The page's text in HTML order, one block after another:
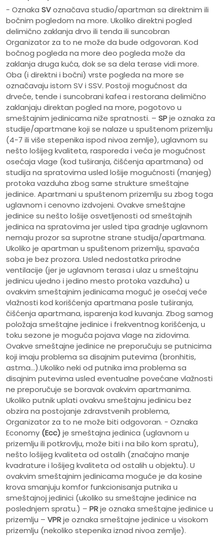
- Oznaka SVoznačava studio/apartman sa direktnim ili
bočnim pogledom na more. Ukoliko direktni pogled
delimično zaklanja drvo ili tenda ili suncobran
Organizator za to ne može da bude odgovoran. Kod
bočnog pogleda na more deo pogleda može da
zaklanja druga kuća, dok se sa dela terase vidi more.
Oba (i direktni i bočni) vrste pogleda na more se
označavaju istom SV i SSV. Postoji mogućnost da
drveće, tende i suncobrani kafea i restorana delimično
zaklanjaju direktan pogled na more, pogotovo u
smeštajnim jedinicama niže spratnosti. – SPje oznaka za
studije/apartmane koji se nalaze u spuštenom prizemlju
(4-7 ili više stepenika ispod nivoa zemlje), uglavnom su
nešto lošijeg kvaliteta, rasporeda i veća je mogućnost
osećaja vlage (kod tuširanja, čišćenja apartmana) od
studija na spratovima usled lošije mogućnosti (manjeg)
protoka vazduha zbog same strukture smeštajne
jedinice. Apartmani u spuštenom prizemlju su zbog toga
uglavnom i cenovno izdvojeni. Ovakve smeštajne
jedinice su nešto lošije osvetljenosti od smeštajnih
jedinica na spratovima jer usled tipa gradnje uglavnom
nemaju prozor sa suprotne strane studija/apartmana.
Ukoliko je apartman u spuštenom prizemlju, spavaća
soba je bez prozora. Usled nedostatka prirodne
ventilacije (jer je uglavnom terasa i ulaz u smeštajnu
jedinicu ujedno i jedino mesto protoka vazduha) u
ovakvim smeštajnim jedinicama moguć je osećaj veće
vlažnosti kod korišćenja apartmana posle tuširanja,
čišćenja apartmana, isparenja kod kuvanja. Zbog samog
položaja smeštajne jedinice i frekventnog korišćenja, u
toku sezone je moguća pojava vlage na zidovima.
Ovakve smeštajne jedinice ne preporučuju se putnicima
koji imaju problema sa disajnim putevima (bronhitis,
astma...).Ukoliko neki od putnika ima problema sa
disajnim putevima usled eventualne povećane vlažnosti
ne preporučuje se boravak ovakvim apartmanima.
Ukoliko putnik uplati ovakvu smeštajnu jedinicu bez
obzira na postojanje zdravstvenih problema,
Organizator za to ne može biti odgovoran. - Oznaka
Economy (Ecc) je smeštajna jedinica (uglavnom u
prizemlju ili potkrovlju, može biti i na bilo kom spratu),
nešto lošijeg kvaliteta od ostalih (značajno manje
kvadrature i lošijeg kvaliteta od ostalih u objektu). U
ovakvim smeštajnim jedinicama moguće je da kosine
krova smanjuju komfor funkcionisanja putnika u
smeštajnoj jedinici (ukoliko su smeštajne jedinice na
poslednjem spratu.) – PRje oznaka smeštajne jedinice u
prizemlju – VPRje oznaka smeštajne jedinice u visokom
prizemlju (nekoliko stepenika iznad nivoa zemlje).